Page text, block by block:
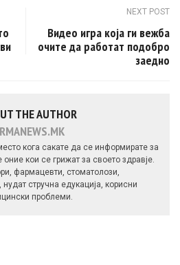
NEXT POST
Видео игра која ги вежба
очите да работат подобро
заедно
THE AUTHOR
кога сакате да се информирате за
кои се грижат за своето здравје.
фармацевти, стоматолози,
нудат стручна едукација, корисни
проблеми.